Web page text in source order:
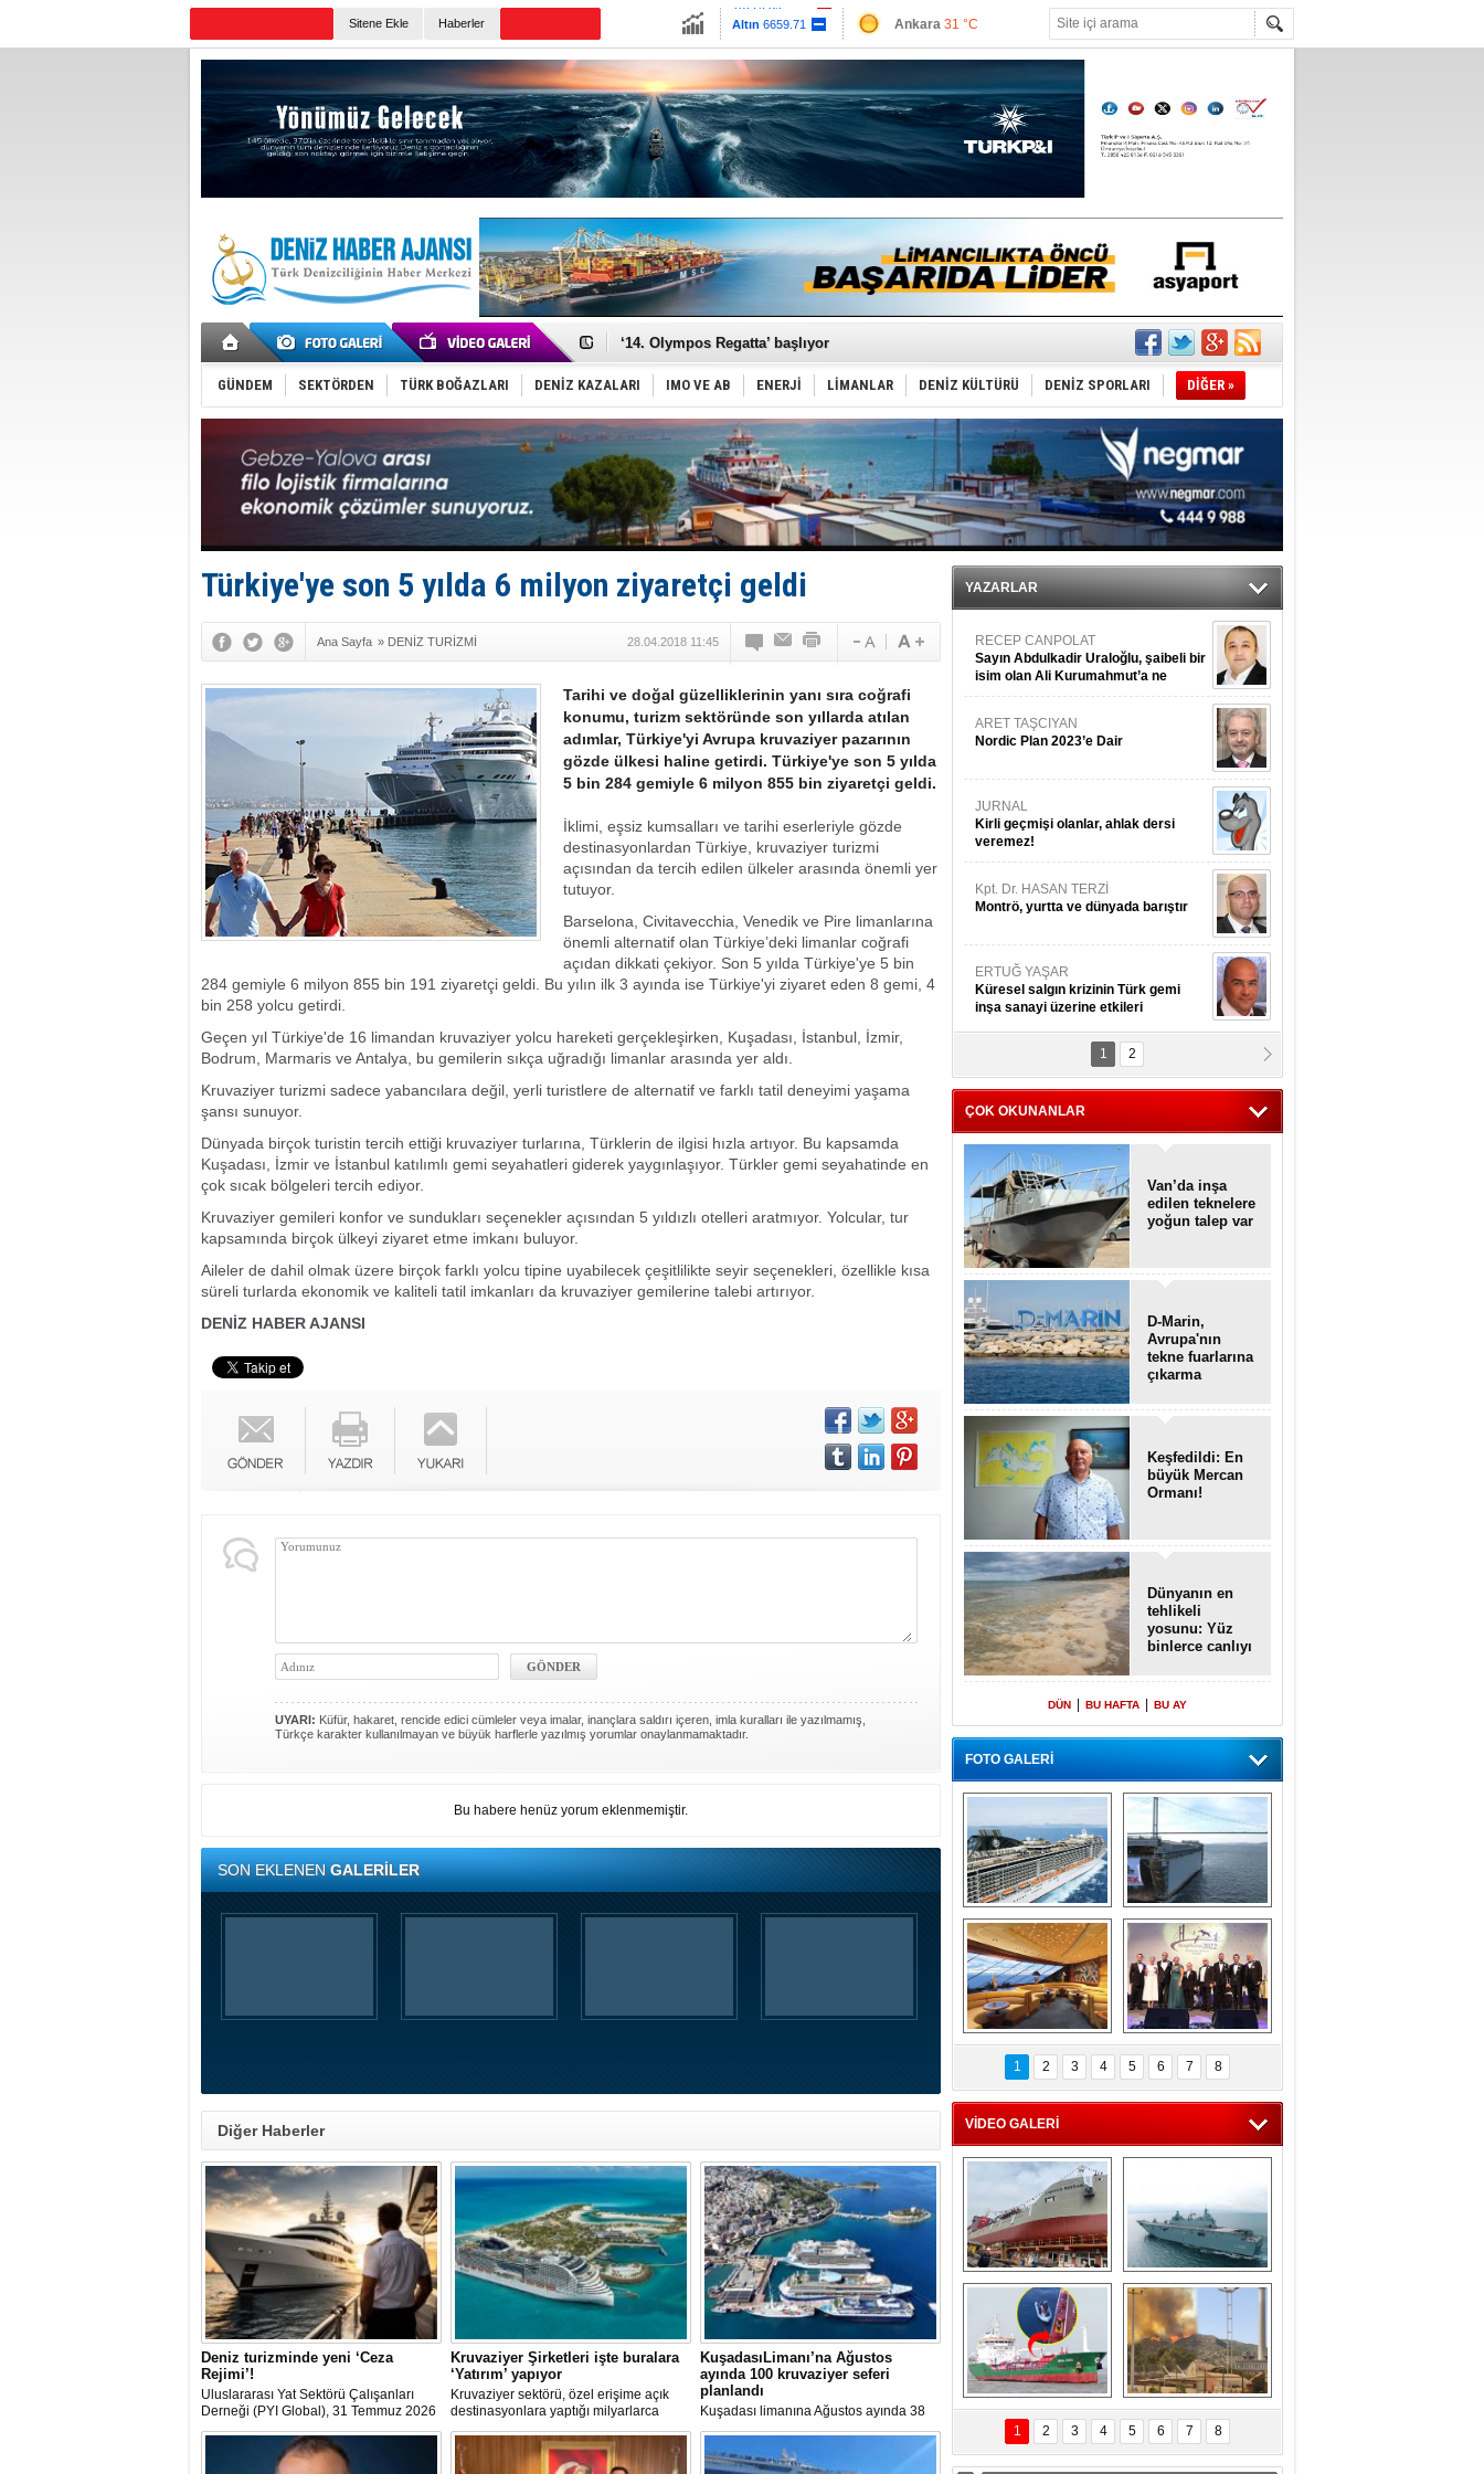
Sitene Ekle Haberler
Altın 6659.71
Euro55.1258
Ankara 31 °C
Antalya28 °C
Muğla 26 °C
Çanakkale 32 °C
Denizcilik sektörü, Alsancak Limanı’ndan memnun
‘14. Olympos Regatta’ başlıyor
Taksi Botlar, 50 yıldır Marmaris’in mavi sularında
TÜRKLİM Başkanı Hamdi Erçelik’ten ‘Çözüm Anahtarı’
SOCAR da MSC Tiger’a katıldı!
Türkiye'nin ‘Denizcilik Gücü’!
Dünyanın en tehlikeli yosunu: Yüz binlerce canlıyı öldürmüş
Hürmüz’de bekleyen gemiler biyolojik bombaya dönüşüyor
Rusya'nın gizli filosu büyüyor!
Keşfedildi: En büyük Mercan Ormanı!
D-Marin, Avrupa'nın tekne fuarlarına çıkarma yapacak
Van’da inşa edilen teknelere yoğun talep var
ASEAN ilk P&I Sigorta Kulübünü kurmaya hazırlanıyor
TAYK - Eker Olympos Regatta'da ilk start!
GÜNDEM SEKTÖRDEN TÜRK BOĞAZLARI DENİZ KAZALARI IMO VE AB ENERJİ LİMANLAR DENİZ KÜLTÜRÜ DENİZ SPORLARI DİĞER »
Türkiye'ye son 5 yılda 6 milyon ziyaretçi geldi
Ana Sayfa » DENİZ TURİZMİ 28.04.2018 11:45
Tarihi ve doğal güzelliklerinin yanı sıra coğrafi
konumu, turizm sektöründe son yıllarda atılan
adımlar, Türkiye'yi Avrupa kruvaziyer pazarının
gözde ülkesi haline getirdi. Türkiye'ye son 5 yılda
5 bin 284 gemiyle 6 milyon 855 bin ziyaretçi geldi.
İklimi, eşsiz kumsalları ve tarihi eserleriyle gözde
destinasyonlardan Türkiye, kruvaziyer turizmi
açısından da tercih edilen ülkeler arasında önemli yer
tutuyor.
Barselona, Civitavecchia, Venedik ve Pire limanlarına
önemli alternatif olan Türkiye’deki limanlar coğrafi
açıdan dikkati çekiyor. Son 5 yılda Türkiye'ye 5 bin
284 gemiyle 6 milyon 855 bin 191 ziyaretçi geldi. Bu yılın ilk 3 ayında ise Türkiye'yi ziyaret eden 8 gemi, 4
bin 258 yolcu getirdi.
Geçen yıl Türkiye'de 16 limandan kruvaziyer yolcu hareketi gerçekleşirken, Kuşadası, İstanbul, İzmir,
Bodrum, Marmaris ve Antalya, bu gemilerin sıkça uğradığı limanlar arasında yer aldı.
Kruvaziyer turizmi sadece yabancılara değil, yerli turistlere de alternatif ve farklı tatil deneyimi yaşama
şansı sunuyor.
Dünyada birçok turistin tercih ettiği kruvaziyer turlarına, Türklerin de ilgisi hızla artıyor. Bu kapsamda
Kuşadası, İzmir ve İstanbul katılımlı gemi seyahatleri giderek yaygınlaşıyor. Türkler gemi seyahatinde en
çok sıcak bölgeleri tercih ediyor.
Kruvaziyer gemileri konfor ve sundukları seçenekler açısından 5 yıldızlı otelleri aratmıyor. Yolcular, tur
kapsamında birçok ülkeyi ziyaret etme imkanı buluyor.
Aileler de dahil olmak üzere birçok farklı yolcu tipine uyabilecek çeşitlilikte seyir seçenekleri, özellikle kısa
süreli turlarda ekonomik ve kaliteli tatil imkanları da kruvaziyer gemilerine talebi artırıyor.
DENİZ HABER AJANSI
UYARI: Küfür, hakaret, rencide edici cümleler veya imalar, inançlara saldırı içeren, imla kuralları ile yazılmamış,
Türkçe karakter kullanılmayan ve büyük harflerle yazılmış yorumlar onaylanmamaktadır.
Bu habere henüz yorum eklenmemiştir.
SON EKLENENGALERİLER
Diğer Haberler
Deniz turizminde yeni ‘Ceza
Rejimi’!
Uluslararası Yat Sektörü Çalışanları
Derneği (PYI Global), 31 Temmuz 2026
tarihinde yürürlüğe giren 7590 sayılı
Kanun’un deniz turizmine etkilerine
ilişkin bir değerlendirme yayımladı.
Kruvaziyer Şirketleri işte buralara
‘Yatırım’ yapıyor
Kruvaziyer sektörü, özel erişime açık
destinasyonlara yaptığı milyarlarca
dolarlık yatırımlarla tatil deneyimini gemi
dışına taşıyor. Özel adalar, beach
club'lar, su parkları ve lüks villalar artık
KuşadasıLimanı’na Ağustos
ayında 100 kruvaziyer seferi
planlandı
Kuşadası limanına Ağustos ayında 38
farklı kruvaziyer gemisi 100 kez
uğrayacak. En yoğun günün 28 Ağustos
olduğu açıklandı.
YAZARLAR
RECEP CANPOLAT
Sayın Abdulkadir Uraloğlu, şaibeli bir
isim olan Ali Kurumahmut’a ne
danışıyorsunuz?
ARET TAŞCIYAN
Nordic Plan 2023’e Dair
JURNAL
Kirli geçmişi olanlar, ahlak dersi
veremez!
Kpt. Dr. HASAN TERZİ
Montrö, yurtta ve dünyada barıştır
ERTUĞ YAŞAR
Küresel salgın krizinin Türk gemi
inşa sanayi üzerine etkileri
Kpt. MESUT AZMİ GÖKSOY
ithafen...
1 2
ÇOK OKUNANLAR
Van’da inşa
edilen teknelere
yoğun talep var
D-Marin,
Avrupa'nın
tekne fuarlarına
çıkarma
Keşfedildi: En
büyük Mercan
Ormanı!
Dünyanın en
tehlikeli
yosunu: Yüz
binlerce canlıyı
DÜN BU HAFTA BU AY
FOTO GALERİ
“Gemi içinde gemi”
konsepti ile MSC
Splendida
Dünyada tek!
Denizaltı yüzer
havuzu intikal
seyrine başladı
MSC'den 55 milyon
euroluk turizm geliri
müjdesi
5. Bosphorus Ship
Brokers Dinner,
İstanbul’da yapıldı
1 2 3 4 5 6 7 8
VİDEO GALERİ
Çeksan Tersanesi,
Başaran Bayrak
tankerini suya
indirdi
TCG Anadolu,
tersane teknik
seyrini tamamladı
Göçmenlerin
imdadına Türk
sahipli MINA DENIZ
yetişti
Milas’taki yangın
yeniden termik
santrallere doğru
ilerliyor
1 2 3 4 5 6 7 8